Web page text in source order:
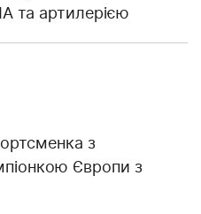
та артилерією
з
Європи з